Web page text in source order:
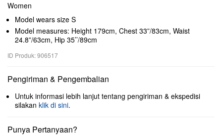
Women
Model wears size S
Model measures: Height 179cm, Chest 33”/83cm, Waist
24.8”/63cm, Hip 35’’/89cm
ID Produk: 906517
Pengiriman & Pengembalian
Untuk informasi lebih lanjut tentang pengiriman & ekspedisi
silakan klik di sini.
Punya Pertanyaan?